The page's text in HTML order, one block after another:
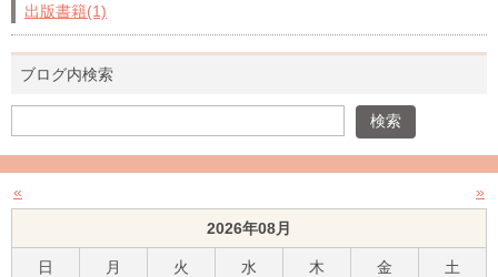
出版書籍(1)
ブログ内検索
« »
2026年08月
日 月 火 水 木 金 土